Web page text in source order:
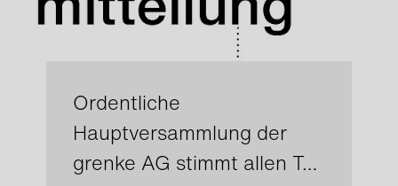
Ordentliche
Hauptversammlung der
grenke AG stimmt allen T…